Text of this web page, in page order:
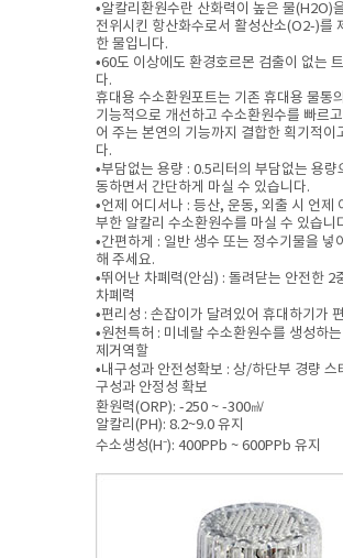
•알칼리환원수란 산화력이 높은 물(H2O)
전위시킨 항산화수로서 활성산소(O2-)를
한 물입니다.
•60도 이상에도 환경호르몬 검출이 없는
다.
휴대용 수소환원포트는 기존 휴대용 물통
기능적으로 개선하고 수소환원수를 빠르
어 주는 본연의 기능까지 결합한 획기적이
다.
•부담없는 용량 : 0.5리터의 부담없는 용
동하면서 간단하게 마실 수 있습니다.
•언제 어디서나 : 등산, 운동, 외출 시 언제
부한 알칼리 수소환원수를 마실 수 있습니
•간편하게 : 일반 생수 또는 정수기물을 넣
해 주세요.
•뛰어난 차폐력(안심) : 돌려닫는 안전한 2
차폐력
•편리성 : 손잡이가 달려있어 휴대하기가
•원천특허 : 미네랄 수소환원수를 생성하
제거역할
•내구성과 안전성확보 : 상/하단부 경량 스
구성과 안정성 확보
환원력(ORP): -250 ~ -300㎷
알칼리(PH): 8.2~9.0 유지
수소생성(H⁻): 400PPb ~ 600PPb 유지